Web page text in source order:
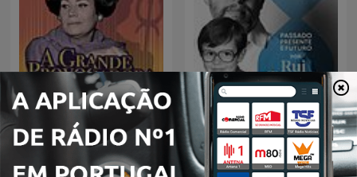
A Grande Provocadora Tempo ao Tempo